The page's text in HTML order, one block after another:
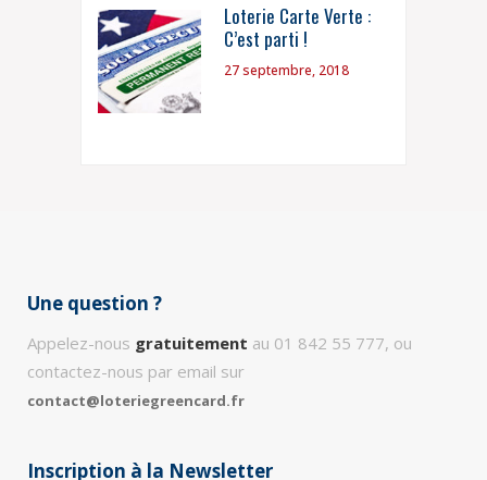
Loterie Carte Verte :
C’est parti !
27 septembre, 2018
Une question ?
Appelez-nous gratuitement au 01 842 55 777, ou
contactez-nous par email sur
contact@loteriegreencard.fr
Inscription à la Newsletter